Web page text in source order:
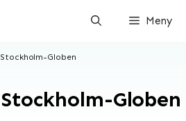
Meny
Globen
Globen